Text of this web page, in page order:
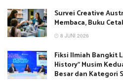
Survei Creative
Membaca, Buku
8 JUNI 2026
Fiksi Ilmiah Bangkit
History” Musim
Besar dan Kategori